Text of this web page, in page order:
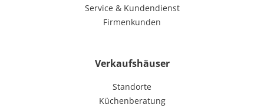
Service & Kundendienst
Firmenkunden
Verkaufshäuser
Standorte
Küchenberatung